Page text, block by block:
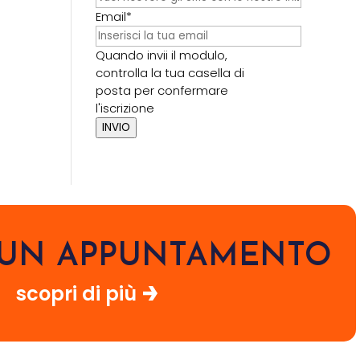
Email*
Quando invii il modulo,
controlla la tua casella di
posta per confermare
l'iscrizione
INVIO
APPUNTAMENTO
scopri di più